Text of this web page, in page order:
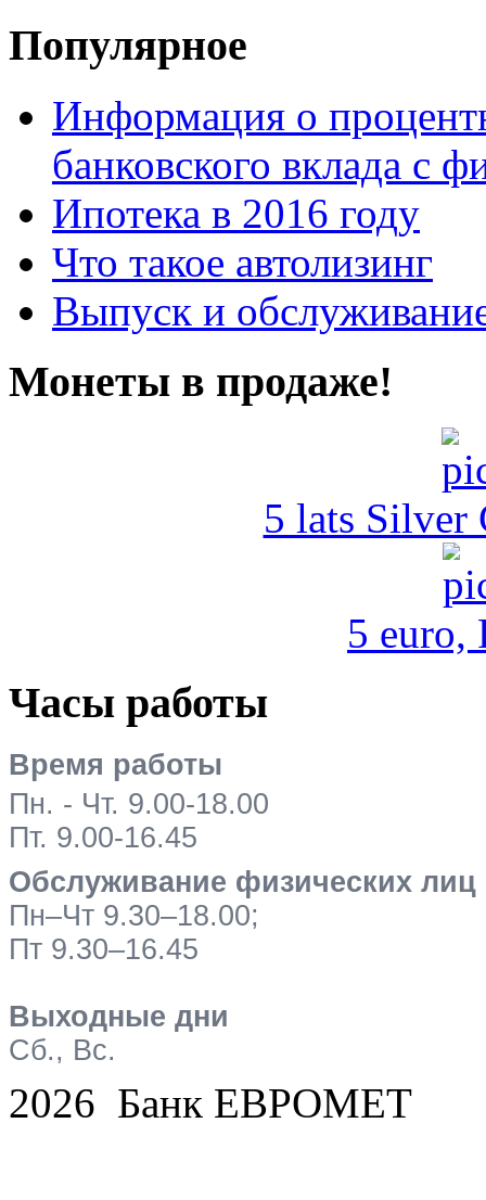
Популярное
Информация о
банковского вклада с
Ипотека в 2016 году
Что такое автолизинг
Выпуск и
Монеты в продаже!
5 lats Silver
5 euro,
Часы работы
Время работы
Пн. - Чт. 9.00-18.00
Пт. 9.00-16.45
Обслуживание физических лиц
Пн–Чт 9.30–18.00;
Пт 9.30–16.45
Выходные дни
Сб., Вс.
2026 Банк ЕВРОМЕТ